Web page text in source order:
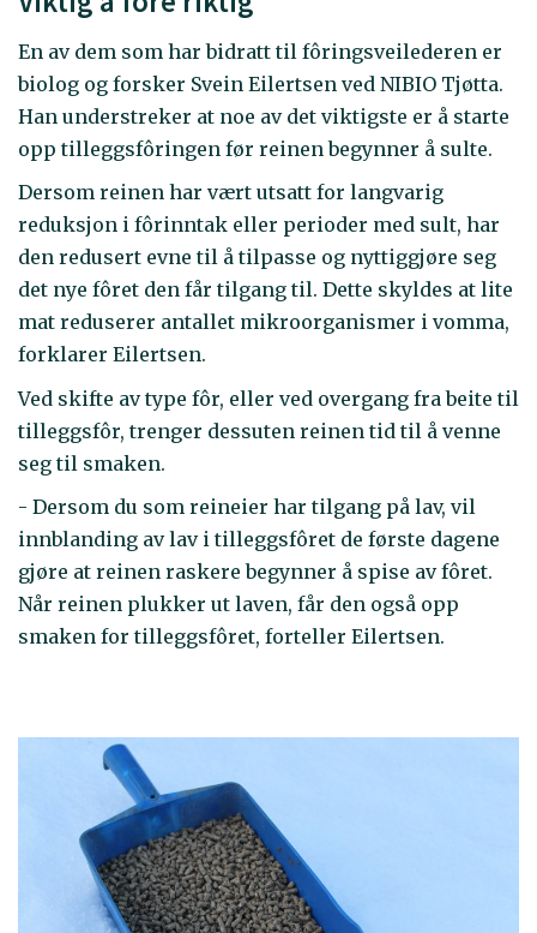
En av dem som har bidratt til fôringsveilederen er
biolog og forsker Svein Eilertsen ved NIBIO Tjøtta.
Han understreker at noe av det viktigste er å starte
opp tilleggsfôringen før reinen begynner å sulte.
Dersom reinen har vært utsatt for langvarig
reduksjon i fôrinntak eller perioder med sult, har
den redusert evne til å tilpasse og nyttiggjøre seg
det nye fôret den får tilgang til. Dette skyldes at lite
mat reduserer antallet mikroorganismer i vomma,
forklarer Eilertsen.
Ved skifte av type fôr, eller ved overgang fra beite til
tilleggsfôr, trenger dessuten reinen tid til å venne
seg til smaken.
- Dersom du som reineier har tilgang på lav, vil
innblanding av lav i tilleggsfôret de første dagene
gjøre at reinen raskere begynner å spise av fôret.
Når reinen plukker ut laven, får den også opp
smaken for tilleggsfôret, forteller Eilertsen.